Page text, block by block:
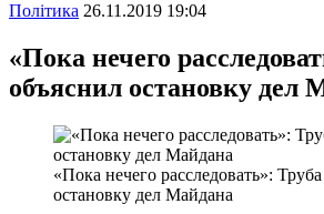
Полiтика 26.11.2019 19:04
«Пока нечего
объяснил остановку дел
«Пока нечего расследовать»:
остановку дел Майдана